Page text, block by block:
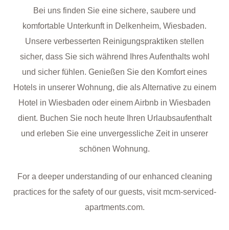
Bei uns finden Sie eine sichere, saubere und
komfortable Unterkunft in Delkenheim, Wiesbaden.
Unsere verbesserten Reinigungspraktiken stellen
sicher, dass Sie sich während Ihres Aufenthalts wohl
und sicher fühlen. Genießen Sie den Komfort eines
Hotels in unserer Wohnung, die als Alternative zu einem
Hotel in Wiesbaden oder einem Airbnb in Wiesbaden
dient. Buchen Sie noch heute Ihren Urlaubsaufenthalt
und erleben Sie eine unvergessliche Zeit in unserer
schönen Wohnung.
For a deeper understanding of our enhanced cleaning
practices for the safety of our guests, visit mcm-serviced-
apartments.com.